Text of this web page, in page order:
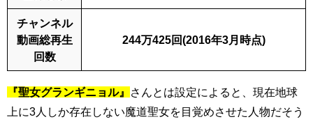
チャンネル
動画総再生
回数
244万425回(2016年3月時点)
『聖女グランギニョル』
さんとは設定によると、現在地球
上に3人しか存在しない魔道聖女を目覚めさせた人物だそう